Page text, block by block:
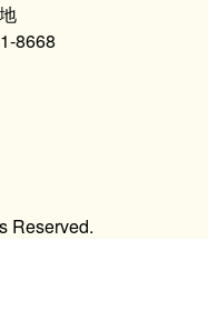
8668
Reserved.